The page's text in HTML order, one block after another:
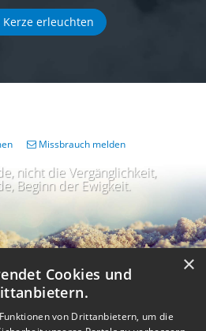
erleuchten
nicht die Vergänglichkeit,
Beginn der Ewigkeit.
Missbrauch melden
×
Cookies und
von Drittanbietern, um die